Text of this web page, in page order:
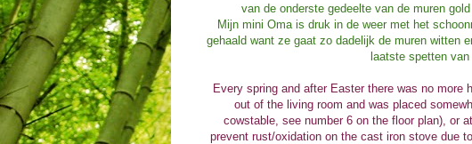
van de onderste gedeelte van de muren
Mijn mini Oma is druk in de weer met het
gehaald want ze gaat zo dadelijk de muren
laatste spetten van
Every spring and after Easter there was no
out of the living room and was placed
cowstable, see number 6 on the floor plan), or
prevent rust/oxidation on the cast iron stove due